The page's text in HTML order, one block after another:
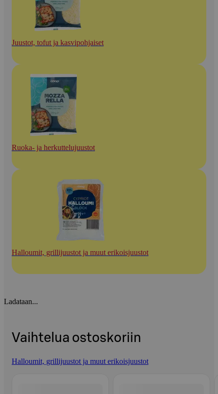
Juustot, tofut ja kasvipohjaiset
Ruoka- ja herkuttelujuustot
Halloumit, grillijuustot ja muut erikoisjuustot
Ladataan...
Vaihtelua ostoskoriin
Halloumit, grillijuustot ja muut erikoisjuustot